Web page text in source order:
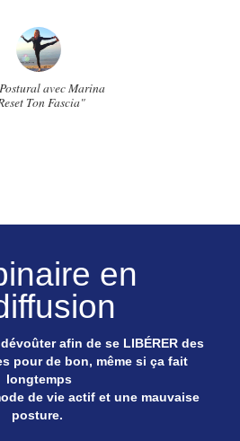
avec Marina
Ton Fascia"
en
afin de se LIBÉRER des
pour de bon, même si ça fait
longtemps
de vie actif et une mauvaise
posture.